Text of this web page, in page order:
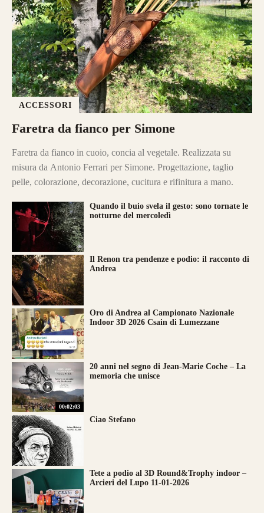
ACCESSORI
Faretra da fianco per Simone
Faretra da fianco in cuoio, concia al vegetale. Realizzata su
misura da Antonio Ferrari per Simone. Progettazione, taglio
pelle, colorazione, decorazione, cucitura e rifinitura a mano.
Quando il buio svela il gesto: sono tornate le
notturne del mercoledì
Il Renon tra pendenze e podio: il racconto di
Andrea
Oro di Andrea al Campionato Nazionale
Indoor 3D 2026 Csain di Lumezzane
00:02:03
20 anni nel segno di Jean-Marie Coche – La
memoria che unisce
Ciao Stefano
Tete a podio al 3D Round&Trophy indoor –
Arcieri del Lupo 11-01-2026